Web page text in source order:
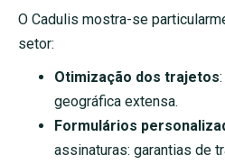
O Cadulis mostra-se
setor:
Otimização dos trajetos
geográfica extensa.
Formulários
assinaturas: garantias de